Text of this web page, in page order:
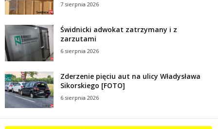
7 sierpnia 2026
Świdnicki adwokat zatrzymany i z
zarzutami
6 sierpnia 2026
Zderzenie pięciu aut na ulicy Władysława
Sikorskiego [FOTO]
6 sierpnia 2026